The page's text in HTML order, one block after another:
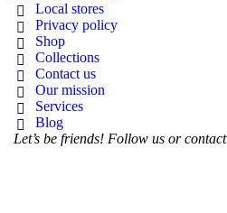
Local stores
Privacy policy
Shop
Collections
Contact us
Our mission
Services
Blog
Let’s be friends! Follow us or contact